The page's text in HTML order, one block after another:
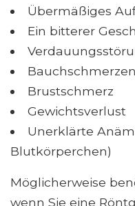
Übermäßiges
Ein bitterer
Bauchschmerzen
Brustschmerz
Gewichtsverlust
Unerklärte
Blutkörperchen)
Möglicherweise
wenn Sie eine